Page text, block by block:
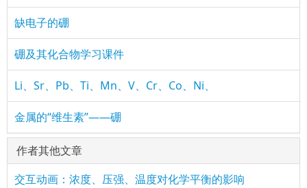
缺电子的硼
硼及其化合物学习课件
Li、Sr、Pb、Ti、Mn、V、Cr、Co、Ni、
金属的“维生素”——硼
作者其他文章
交互动画：浓度、压强、温度对化学平衡的影响